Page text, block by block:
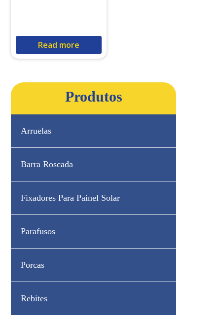
Read more
Produtos
Arruelas
Barra Roscada
Fixadores Para Painel Solar
Parafusos
Porcas
Rebites